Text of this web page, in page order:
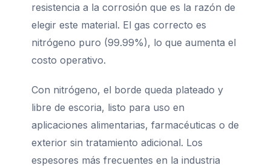
resistencia a la corrosión que es la razón de
elegir este material. El gas correcto es
nitrógeno puro (99.99%), lo que aumenta el
costo operativo.
Con nitrógeno, el borde queda plateado y
libre de escoria, listo para uso en
aplicaciones alimentarias, farmacéuticas o de
exterior sin tratamiento adicional. Los
espesores más frecuentes en la industria